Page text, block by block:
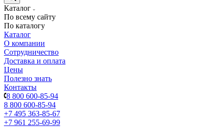
Каталог
По всему сайту
По каталогу
Каталог
О компании
Сотрудничество
Доставка и оплата
Цены
Полезно знать
Контакты
8 800 600-85-94
8 800 600-85-94
+7 495 363-85-67
+7 961 255-69-99